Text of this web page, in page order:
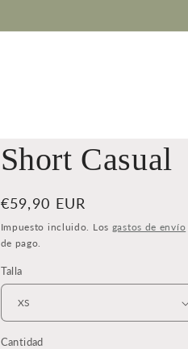
Short Casual
Precio
habitual
€59,90 EUR
Impuesto incluido. Los gastos de envío
de pago.
Talla
Cantidad